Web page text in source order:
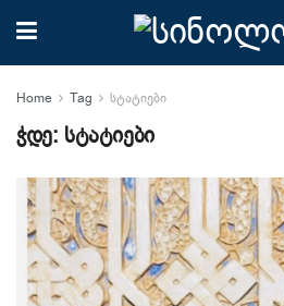
Home Tag სტატიები
ჭდე: სტატიები